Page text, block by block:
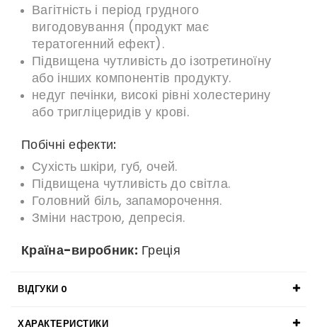
Вагітність і період грудного
вигодовування (продукт має
тератогенний ефект).
Підвищена чутливість до ізотретиноїну
або інших компонентів продукту.
недуг печінки, високі рівні холестерину
або тригліцеридів у крові.
Побічні ефекти:
Сухість шкіри, губ, очей.
Підвищена чутливість до світла.
Головний біль, запаморочення.
Зміни настрою, депресія.
Країна-виробник: Греція
ВІДГУКИ 0
ХАРАКТЕРИСТИКИ